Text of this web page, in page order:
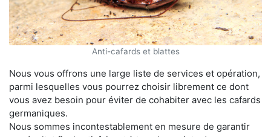
Anti-cafards et blattes
Nous vous offrons une large liste de services et opération,
parmi lesquelles vous pourrez choisir librement ce dont
vous avez besoin pour éviter de cohabiter avec les cafards
germaniques.
Nous sommes incontestablement en mesure de garantir